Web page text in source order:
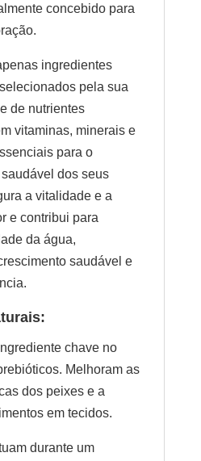
concebido para
ingredientes
pela sua
de nutrientes
vitaminas, minerais e
para o
dos seus
a vitalidade e a
e contribui para
da água,
saudável e
chave no
Melhoram as
dos peixes e a
em tecidos.
durante um